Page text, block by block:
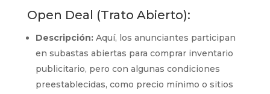
Open Deal (Trato Abierto):
Descripción:Aquí, los anunciantes participan
en subastas abiertas para comprar inventario
publicitario, pero con algunas condiciones
preestablecidas, como precio mínimo o sitios